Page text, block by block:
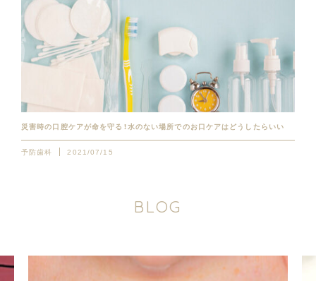
災害時の口腔ケアが命を守る！水のない場所でのお口ケアはどうしたらいい
予防歯科 2021/07/15
BLOG